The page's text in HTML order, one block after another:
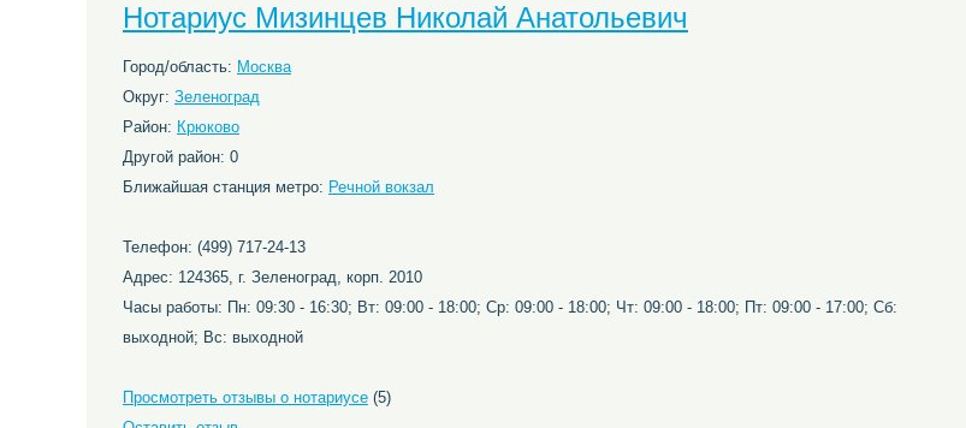
Нотариус Мизинцев Николай Анатольевич
Город/область: Москва
Округ: Зеленоград
Район: Крюково
Другой район: 0
Ближайшая станция метро: Речной вокзал
Телефон: (499) 717-24-13
Адрес: 124365, г. Зеленоград, корп. 2010
Часы работы: Пн: 09:30 - 16:30; Вт: 09:00 - 18:00; Ср: 09:00 - 18:00; Чт: 09:00 - 18:00; Пт: 09:00 - 17:00; Сб:
выходной; Вс: выходной
Просмотреть отзывы о нотариусе (5)